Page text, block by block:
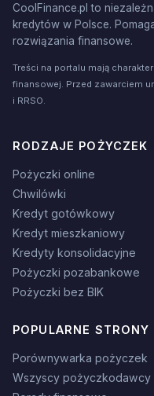
CoolFinance.pl to
kredytów w Polsce.
rozwiązania finansowe.
Treści na portalu mają
finansowej. Przed zawarciem
i RRSO.
RODZAJE POŻYCZEK
Pożyczki online
Chwilówki
Kredyt gotówkowy
Kredyt mieszkaniowy
Kredyty konsolidacyjne
Pożyczki pozabankowe
Pożyczki bez BIK
POPULARNE STRONY
Porównywarka pożyczek
Wszyscy pożyczkodawcy